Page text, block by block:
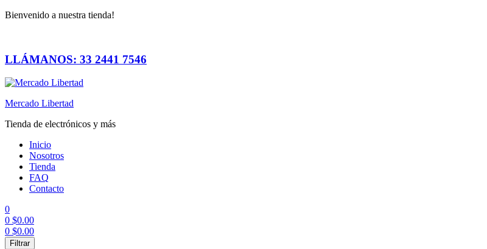
Bienvenido a nuestra tienda!
LLÁMANOS: 33 2441 7546
Mercado Libertad
Tienda de electrónicos y más
Inicio
Nosotros
Tienda
FAQ
Contacto
0
0 $0.00
0 $0.00
Menú
Filtrar